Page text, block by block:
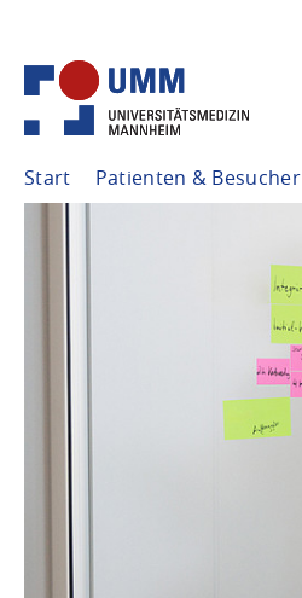
Start Patienten & Besucher